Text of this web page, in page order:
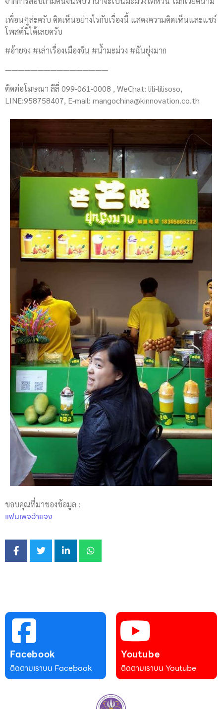
เพื่อนๆล่ะครับ คิดเห็นอย่างไรกับเรื่องนี้ แสดงความคิดเห็นและแชร์
โพสต์นี้ได้เลยครับ
#อ้ายจง #เล่าเรื่องเมืองจีน #น้ำมะม่วง #ฉันยุ่งมาก
————————————————
ติดต่อโฆษณา ลีลี่ 099-061-0008 , WeChat: lili-lilisoso,
LINE:958758407, E-mail: mangochina@kinnovation.co.th
ขอบคุณที่มาของข้อมูล :
แฟนเพจอ้ายจง
Facebook
ติดตามเราบน Facebook
Youtube
ติดตามเราบน Youtube